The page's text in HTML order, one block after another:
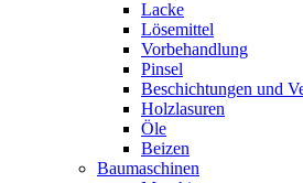
Lacke
Lösemittel
Vorbehandlung
Pinsel
Beschichtungen und
Holzlasuren
Öle
Beizen
Baumaschinen